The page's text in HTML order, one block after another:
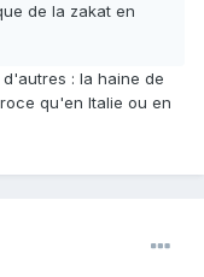
de la zakat en
: la haine de
qu'en Italie ou en